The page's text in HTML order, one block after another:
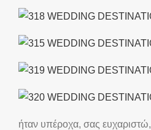
ήταν υπέροχα, σας ευχαριστώ,